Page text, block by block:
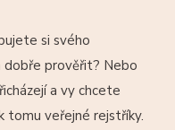
si svého
prověřit? Nebo
a vy chcete
tomu veřejné rejstříky.